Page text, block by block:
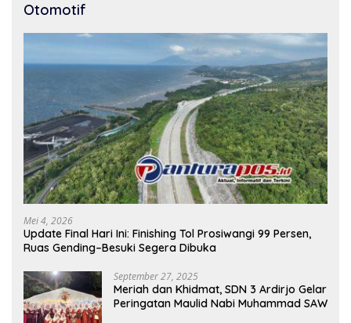
Otomotif
Mei 4, 2026
Update Final Hari Ini: Finishing Tol Prosiwangi 99 Persen,
Ruas Gending–Besuki Segera Dibuka
September 27, 2025
Meriah dan Khidmat, SDN 3 Ardirjo Gelar
Peringatan Maulid Nabi Muhammad SAW